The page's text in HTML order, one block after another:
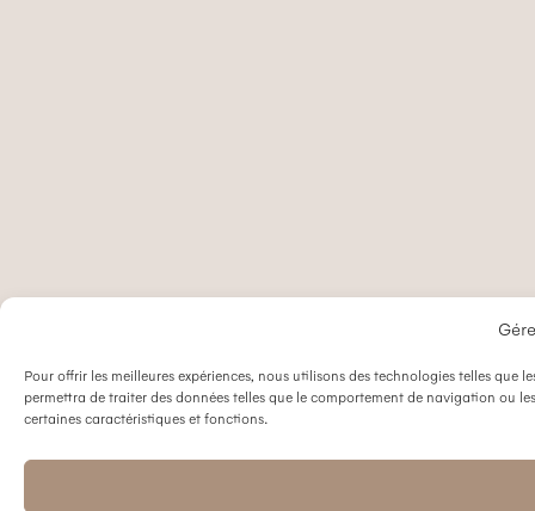
Pour offrir les meilleures expériences, nous utilisons des technologies telles
permettra de traiter des données telles que le comportement de navigation ou
certaines caractéristiques et fonctions.